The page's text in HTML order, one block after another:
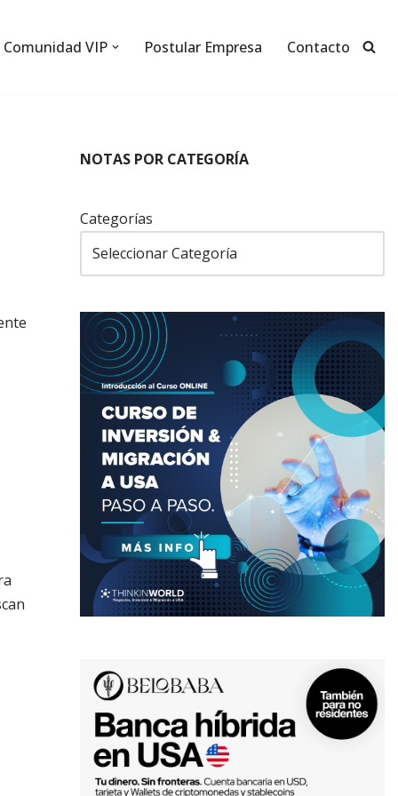
Comunidad VIP Postular Empresa Contacto
NOTAS POR CATEGORÍA
Categorías